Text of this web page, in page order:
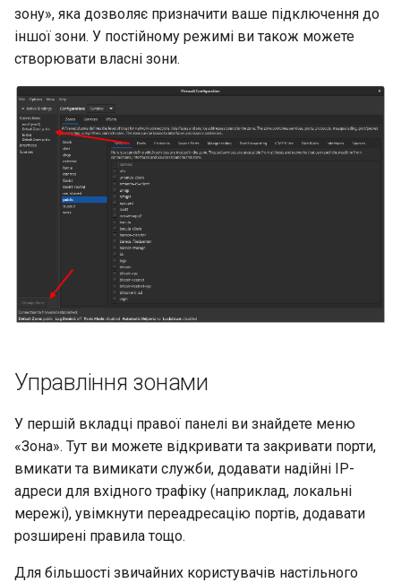
зону», яка дозволяє призначити ваше підключення до
іншої зони. У постійному режимі ви також можете
створювати власні зони.
Управління зонами
У першій вкладці правої панелі ви знайдете меню
«Зона». Тут ви можете відкривати та закривати порти,
вмикати та вимикати служби, додавати надійні IP-
адреси для вхідного трафіку (наприклад, локальні
мережі), увімкнути переадресацію портів, додавати
розширені правила тощо.
Для більшості звичайних користувачів настільного